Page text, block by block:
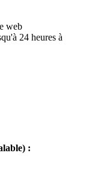
web
24 heures à
: